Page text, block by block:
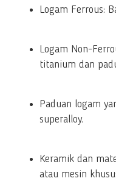
Logam Ferrous:
Logam Non-
titanium dan
Paduan logam
superalloy.
Keramik dan
atau mesin